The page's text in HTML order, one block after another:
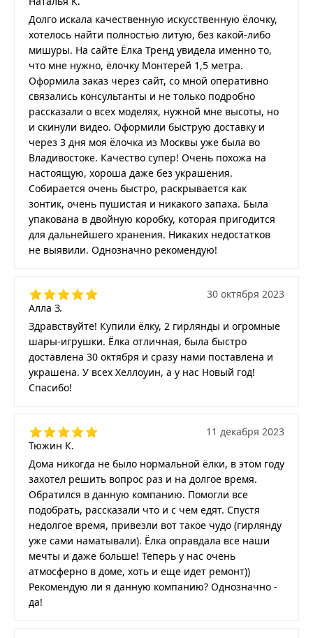
Долго искала качественную искусственную ёлочку,
хотелось найти полностью литую, без какой-либо
мишуры. На сайте Ёлка Тренд увидела именно то,
что мне нужно, ёлочку Монтерей 1,5 метра.
Оформила заказ через сайт, со мной оперативно
связались консультанты и не только подробно
рассказали о всех моделях, нужной мне высоты, но
и скинули видео. Оформили быструю доставку и
через 3 дня моя ёлочка из Москвы уже была во
Владивостоке. Качество супер! Очень похожа на
настоящую, хороша даже без украшения.
Собирается очень быстро, раскрывается как
зонтик, очень пушистая и никакого запаха. Была
упакована в двойную коробку, которая пригодится
для дальнейшего хранения. Никаких недостатков
не выявили. Однозначно рекомендую!
Алла З.
30 октября 2023
Здравствуйте! Купили ёлку, 2 гирлянды и огромные
шары-игрушки. Ёлка отличная, была быстро
доставлена 30 октября и сразу нами поставлена и
украшена. У всех Хеллоуин, а у нас Новый год!
Спасибо!
Тюжин К.
11 декабря 2023
Дома никогда не было нормальной ёлки, в этом году
захотел решить вопрос раз и на долгое время.
Обратился в данную компанию. Помогли все
подобрать, рассказали что и с чем едят. Спустя
недолгое время, привезли вот такое чудо (гирлянду
уже сами наматывали). Ёлка оправдала все наши
мечты и даже больше! Теперь у нас очень
атмосферно в доме, хоть и еще идет ремонт))
Рекомендую ли я данную компанию? Однозначно -
да!